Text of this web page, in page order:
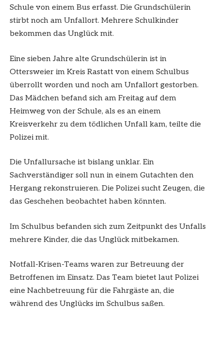
Schule von einem Bus erfasst. Die Grundschülerin
stirbt noch am Unfallort. Mehrere Schulkinder
bekommen das Unglück mit.
Eine sieben Jahre alte Grundschülerin ist in
Ottersweier im Kreis Rastatt von einem Schulbus
überrollt worden und noch am Unfallort gestorben.
Das Mädchen befand sich am Freitag auf dem
Heimweg von der Schule, als es an einem
Kreisverkehr zu dem tödlichen Unfall kam, teilte die
Polizei mit.
Die Unfallursache ist bislang unklar. Ein
Sachverständiger soll nun in einem Gutachten den
Hergang rekonstruieren. Die Polizei sucht Zeugen, die
das Geschehen beobachtet haben könnten.
Im Schulbus befanden sich zum Zeitpunkt des Unfalls
mehrere Kinder, die das Unglück mitbekamen.
Notfall-Krisen-Teams waren zur Betreuung der
Betroffenen im Einsatz. Das Team bietet laut Polizei
eine Nachbetreuung für die Fahrgäste an, die
während des Unglücks im Schulbus saßen.